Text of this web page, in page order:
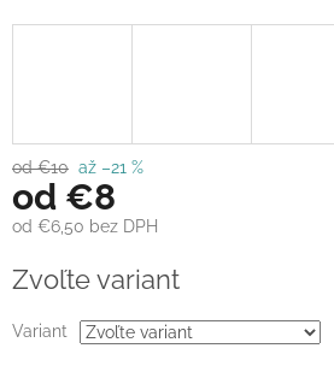
od €10 až –21 %
od €8
od €6,50 bez DPH
cena:
Zvoľte variant
Variant